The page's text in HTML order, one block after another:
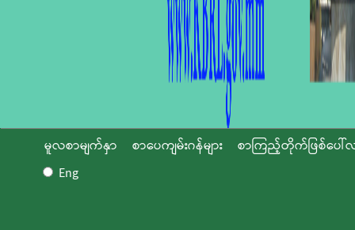
မူလစာမျက်နှာ စာပေကျမ်းဂန်များ
စာကြည့်တိုက်ဖြစ်ပေါ်
Eng